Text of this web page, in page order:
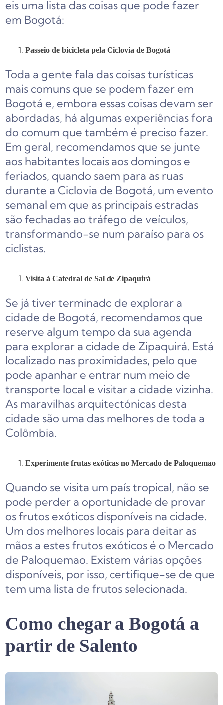
eis uma lista das coisas que pode fazer
em Bogotá:
Passeio de bicicleta pela Ciclovia de Bogotá
Toda a gente fala das coisas turísticas
mais comuns que se podem fazer em
Bogotá e, embora essas coisas devam ser
abordadas, há algumas experiências fora
do comum que também é preciso fazer.
Em geral, recomendamos que se junte
aos habitantes locais aos domingos e
feriados, quando saem para as ruas
durante a Ciclovia de Bogotá, um evento
semanal em que as principais estradas
são fechadas ao tráfego de veículos,
transformando-se num paraíso para os
ciclistas.
Visita à Catedral de Sal de Zipaquirá
Se já tiver terminado de explorar a
cidade de Bogotá, recomendamos que
reserve algum tempo da sua agenda
para explorar a cidade de Zipaquirá. Está
localizado nas proximidades, pelo que
pode apanhar e entrar num meio de
transporte local e visitar a cidade vizinha.
As maravilhas arquitectónicas desta
cidade são uma das melhores de toda a
Colômbia.
Experimente frutas exóticas no Mercado de Paloquemao
Quando se visita um país tropical, não se
pode perder a oportunidade de provar
os frutos exóticos disponíveis na cidade.
Um dos melhores locais para deitar as
mãos a estes frutos exóticos é o Mercado
de Paloquemao. Existem várias opções
disponíveis, por isso, certifique-se de que
tem uma lista de frutos selecionada.
Como chegar a Bogotá a
partir de Salento